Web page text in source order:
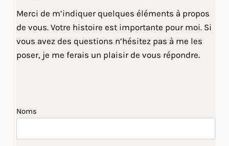
Merci de m’indiquer quelques éléments à propos
de vous. Votre histoire est importante pour moi. Si
vous avez des questions n’hésitez pas à me les
poser, je me ferais un plaisir de vous répondre.
Noms